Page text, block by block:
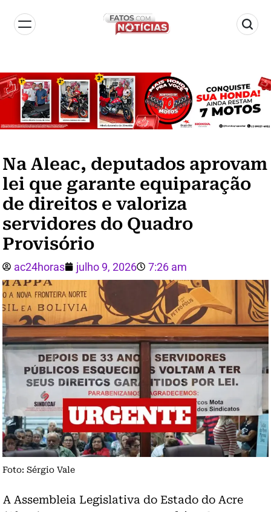
Na Aleac, deputados aprovam
lei que garante equiparação
de direitos e valoriza
servidores do Quadro
Provisório
ac24horas julho 9, 2026 7:26 am
Foto: Sérgio Vale
A Assembleia Legislativa do Estado do Acre